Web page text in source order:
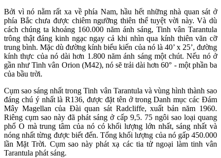
Bởi vì nó nằm rất xa về phía Nam, hầu hết những nhà quan sát ở
phía Bắc chưa được chiêm ngưỡng thiên thể tuyệt vời này. Và dù
cách chúng ta khoảng 160.000 năm ánh sáng, Tinh vân Tarantula
trông thật đáng kinh ngạc ngay cả khi nhìn qua kính thiên văn cỡ
trung bình. Mặc dù đường kính biểu kiến của nó là 40’ x 25’, đường
kính thực của nó dài hơn 1.800 năm ánh sáng một chút. Nếu nó ở
gần như Tinh vân Orion (M42), nó sẽ trải dài hơn 60° - một phần ba
của bầu trời.
Cụm sao sáng nhất trong Tinh vân Tarantula và vùng hình thành sao
đáng chú ý nhất là R136, được đặt tên ở trong Danh mục các Đám
Mây Magellan của Đài quan sát Radcliffe, xuất bản năm 1960.
Riêng cụm sao này đã phát sáng ở cấp 9,5. 75 ngôi sao loại quang
phổ O mà trung tâm của nó có khối lượng lớn nhất, sáng nhất và
nóng nhất từng được biết đến. Tổng khối lượng của nó gấp 450.000
lần Mặt Trời. Cụm sao này phát xạ các tia tử ngoại làm tinh vân
Tarantula phát sáng.